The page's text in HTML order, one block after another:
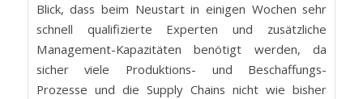
Blick, dass beim Neustart in einigen Wochen sehr
schnell qualifizierte Experten und zusätzliche
Management-Kapazitäten benötigt werden, da
sicher viele Produktions- und Beschaffungs-
Prozesse und die Supply Chains nicht wie bisher